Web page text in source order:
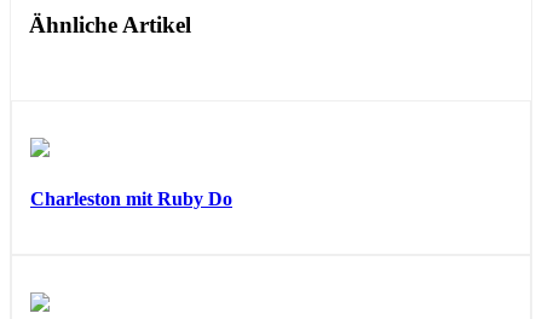
Ähnliche Artikel
Charleston mit Ruby Do